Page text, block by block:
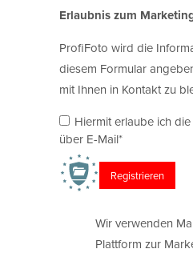
Erlaubnis zum
ProfiFoto wird die
diesem Formular
mit Ihnen in Kontakt zu
Hiermit erlaube ich
über E-Mail*
Wir verwenden
Plattform zur